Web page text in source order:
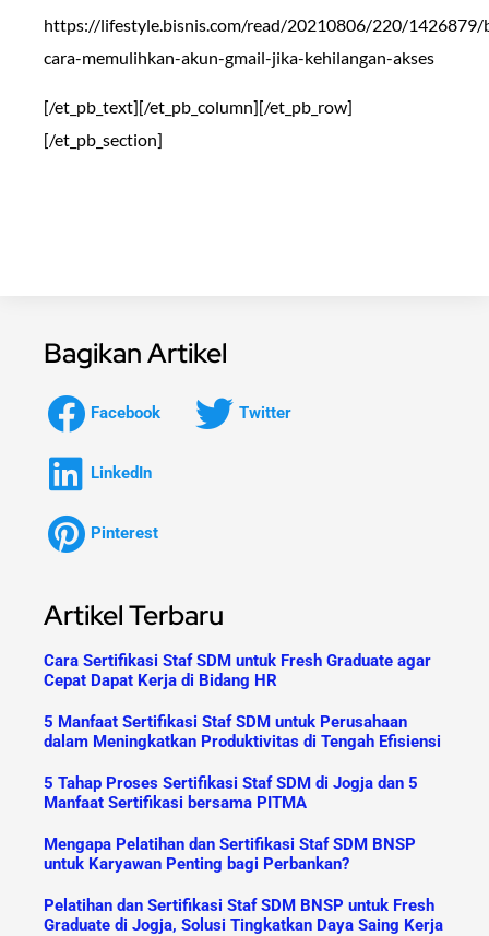
https://lifestyle.bisnis.com/read/20210806/220/1426879/
cara-memulihkan-akun-gmail-jika-kehilangan-akses
[/et_pb_text][/et_pb_column][/et_pb_row]
[/et_pb_section]
Bagikan Artikel
Facebook Twitter
LinkedIn
Pinterest
Artikel Terbaru
Cara Sertifikasi Staf SDM untuk Fresh Graduate agar
Cepat Dapat Kerja di Bidang HR
5 Manfaat Sertifikasi Staf SDM untuk Perusahaan
dalam Meningkatkan Produktivitas di Tengah Efisiensi
5 Tahap Proses Sertifikasi Staf SDM di Jogja dan 5
Manfaat Sertifikasi bersama PITMA
Mengapa Pelatihan dan Sertifikasi Staf SDM BNSP
untuk Karyawan Penting bagi Perbankan?
Pelatihan dan Sertifikasi Staf SDM BNSP untuk Fresh
Graduate di Jogja, Solusi Tingkatkan Daya Saing Kerja